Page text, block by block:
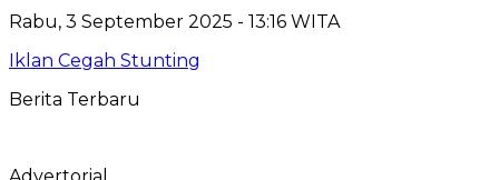
Rabu, 3 September 2025 - 13:16 WITA
Iklan Cegah Stunting
Berita Terbaru